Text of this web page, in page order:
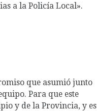
a la Policía Local».
que asumió junto
Para que este
y de la Provincia, y es